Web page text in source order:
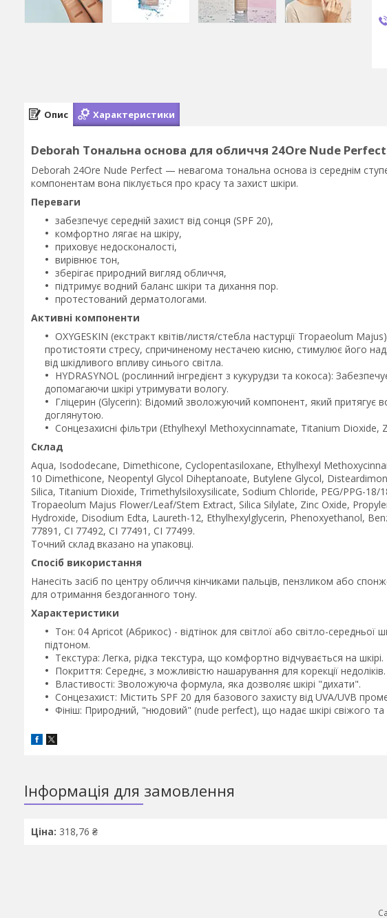
Опис Характеристики
Deborah Тональна основа для обличчя 24Ore Nude
Deborah 24Ore Nude Perfect — невагома тональна основа із середнім
компонентам вона піклується про красу та захист шкіри.
Переваги
забезпечує середній захист від сонця (SPF 20),
комфортно лягає на шкіру,
приховує недосконалості,
вирівнює тон,
зберігає природний вигляд обличчя,
підтримує водний баланс шкіри та дихання пор.
протестований дерматологами.
Активні компоненти
OXYGESKIN (екстракт квітів/листя/стебла настурції Tropaeolum
протистояти стресу, спричиненому нестачею кисню, стимулює його
від шкідливого впливу синього світла.
HYDRASYNOL (рослинний інгредієнт з кукурудзи та кокоса):
допомагаючи шкірі утримувати вологу.
Гліцерин (Glycerin): Відомий зволожуючий компонент, який притягує
доглянутою.
Сонцезахисні фільтри (Ethylhexyl Methoxycinnamate, Titanium Dioxide,
Склад
Aqua, Isododecane, Dimethicone, Cyclopentasiloxane, Ethylhexyl
10 Dimethicone, Neopentyl Glycol Diheptanoate, Butylene Glycol,
Silica, Titanium Dioxide, Trimethylsiloxysilicate, Sodium Chloride, PEG/PPG-
Tropaeolum Majus Flower/Leaf/Stem Extract, Silica Silylate, Zinc Oxide,
Hydroxide, Disodium Edta, Laureth-12, Ethylhexylglycerin, Phenoxyethanol,
77891, CI 77492, CI 77491, CI 77499.
Точний склад вказано на упаковці.
Спосіб використання
Нанесіть засіб по центру обличчя кінчиками пальців, пензликом або
для отримання бездоганного тону.
Характеристики
Тон: 04 Apricot (Абрикос) - відтінок для світлої або світло-
підтоном.
Текстура: Легка, рідка текстура, що комфортно відчувається на шкірі.
Покриття: Середнє, з можливістю нашарування для корекції недоліків.
Властивості: Зволожуюча формула, яка дозволяє шкірі "дихати".
Сонцезахист: Містить SPF 20 для базового захисту від UVA/UVB
Фініш: Природний, "нюдовий" (nude perfect), що надає шкірі свіжого та
Інформація для замовлення
Ціна: 318,76 ₴